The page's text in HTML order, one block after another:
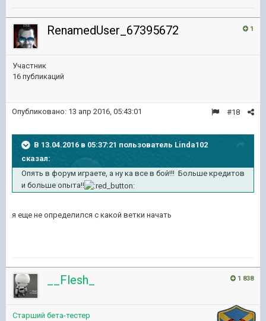
1
RenamedUser_67395672
Участник
16 публикаций
#18
Опубликовано: 13 апр 2016, 05:43:01
В 13.04.2016 в 05:37:21 пользователь Linda102
сказал:
Опять в форум играете, а ну ка все в бой!!! Больше кредитов
и больше опыта!!
я еще не определился с какой ветки начать
1 838
__Flesh_
Старший бета-тестер